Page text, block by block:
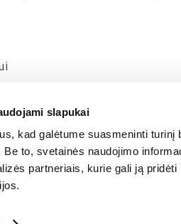
slapukai
kad galėtume suasmeninti
Be to, svetainės naudojimo
partneriais, kurie gali ją